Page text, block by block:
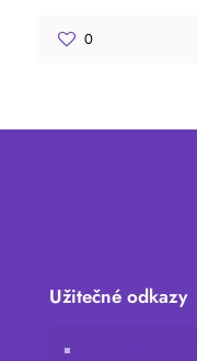
0
Užitečné odkazy